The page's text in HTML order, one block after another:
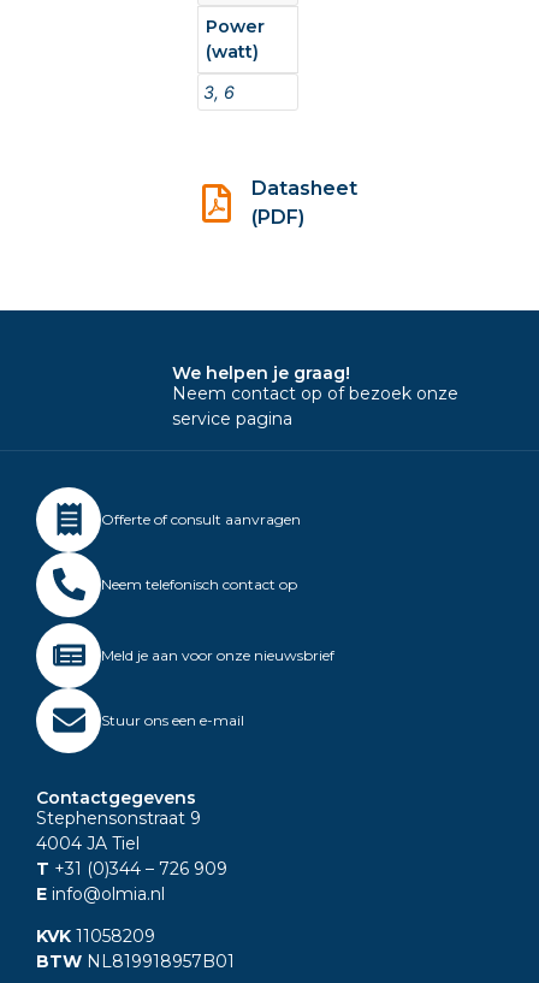
Power
(watt)
3, 6
Datasheet
(PDF)
We helpen je graag!
Neem contact op of bezoek onze
service pagina
Offerte of consult aanvragen
Neem telefonisch contact op
Meld je aan voor onze nieuwsbrief
Stuur ons een e-mail
Contactgegevens
Stephensonstraat 9
4004 JA Tiel
T +31 (0)344 – 726 909
E info@olmia.nl
KVK 11058209
BTW NL819918957B01